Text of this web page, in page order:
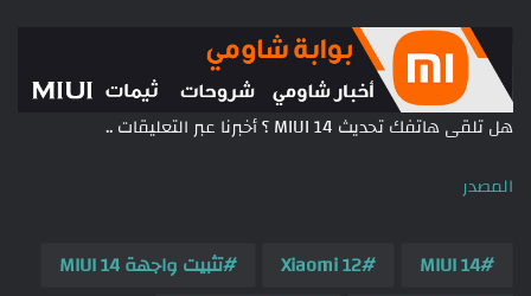
هل تلقى هاتفك تحديث MIUI 14 ؟ أخبرنا عبر التعليقات ..
المصدر
MIUI 14
Xiaomi 12
تثبيت واجهة MIUI 14